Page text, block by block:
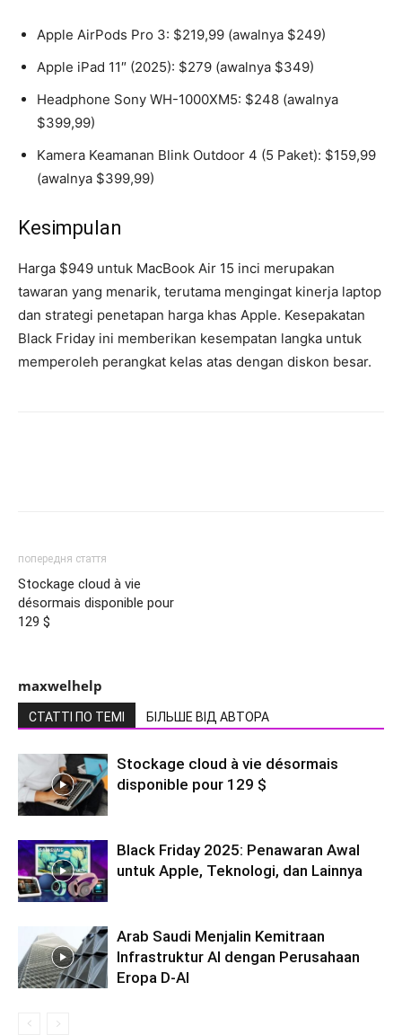
Apple AirPods Pro 3: $219,99 (awalnya $249)
Apple iPad 11″ (2025): $279 (awalnya $349)
Headphone Sony WH-1000XM5: $248 (awalnya
$399,99)
Kamera Keamanan Blink Outdoor 4 (5 Paket): $159,99
(awalnya $399,99)
Kesimpulan
Harga $949 untuk MacBook Air 15 inci merupakan
tawaran yang menarik, terutama mengingat kinerja laptop
dan strategi penetapan harga khas Apple. Kesepakatan
Black Friday ini memberikan kesempatan langka untuk
memperoleh perangkat kelas atas dengan diskon besar.
попередня стаття
Stockage cloud à vie
désormais disponible pour
129 $
maxwelhelp
СТАТТІ ПО ТЕМІ БІЛЬШЕ ВІД АВТОРА
Stockage cloud à vie désormais
disponible pour 129 $
Black Friday 2025: Penawaran Awal
untuk Apple, Teknologi, dan Lainnya
Arab Saudi Menjalin Kemitraan
Infrastruktur AI dengan Perusahaan
Eropa D-AI